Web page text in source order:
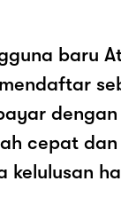
baru
dengan
cepat
kelulusan